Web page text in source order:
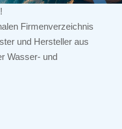
Firmenverzeichnis
und Hersteller aus
Wasser- und